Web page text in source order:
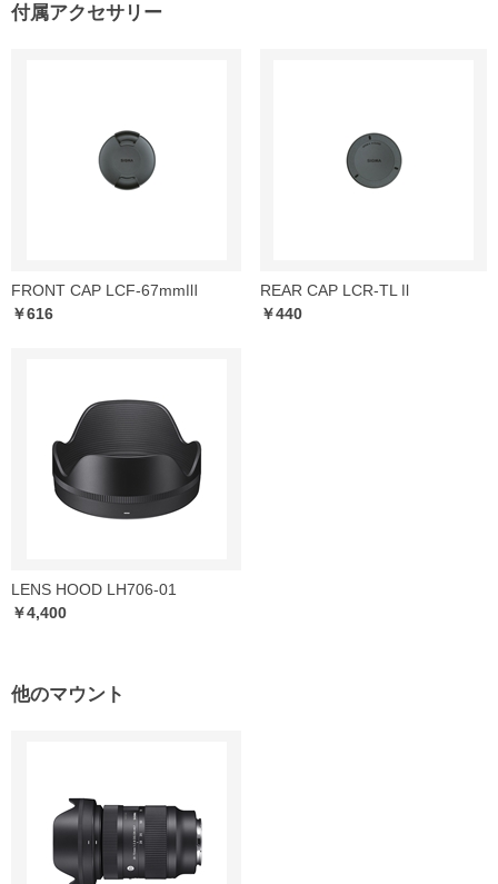
付属アクセサリー
FRONT CAP LCF-67mmⅢ
￥616
REAR CAP LCR-TL Ⅱ
￥440
LENS HOOD LH706-01
￥4,400
他のマウント